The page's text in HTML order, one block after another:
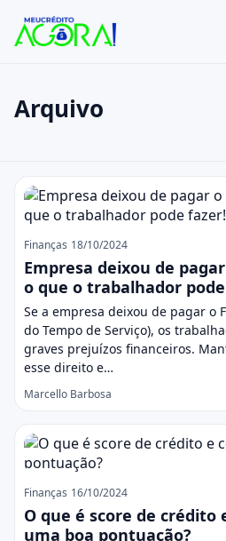
Empréstimo
Cartão de crédito
Notícias
Consignado
Pessoal
Legal
Buscar no site
Pressione Enter para buscar
Arquivo
Posts
Finanças 18/10/2024
Empresa deixou de pagar
o que o trabalhador
Se a empresa deixou de pagar o
do Tempo de Serviço), os
graves prejuízos financeiros.
esse direito e…
Marcello Barbosa
Finanças 16/10/2024
O que é score de crédito
uma boa pontuação?